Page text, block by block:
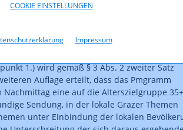
COOKIE EINSTELLUNGEN
Impressum
Unternehmen.
1.) wird gemäß § 3 Abs. 2 zweiter Satz
Auflage erteilt, dass das Programm
Uhr im Wochendurchschnitt einen
1.) wird gemäß § 3 Abs. 2 zweiter Satz
Auflage erteilt, dass das Pmgramm
Nachmittag eine auf die Alterszielgruppe 35+
Sendung, in der lokale Grazer Themen
unter Einbindung der lokalen